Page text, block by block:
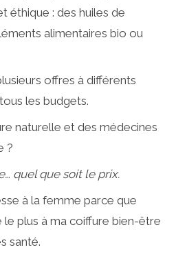
éthique : des huiles de
alimentaires bio ou
offres à différents
les budgets.
naturelle et des médecines
?
quel que soit le prix.
à la femme parce que
le plus à ma coiffure bien-être
santé.